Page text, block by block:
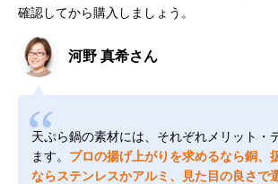
確認してから購入しましょう。
河野 真希さん
天ぷら鍋の素材には、それぞれメリット・
ます。 プロの揚げ上がりを求めるなら銅、
ならステンレスかアルミ、見た目の良さで